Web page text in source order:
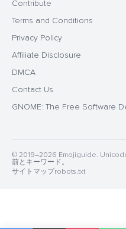
Contribute
Terms and Conditions
Privacy Policy
Affiliate Disclosure
DMCA
Contact Us
GNOME: The Free Software
© 2019–2026 Emojiguide.
前とキーワード。
サイトマップrobots.txt